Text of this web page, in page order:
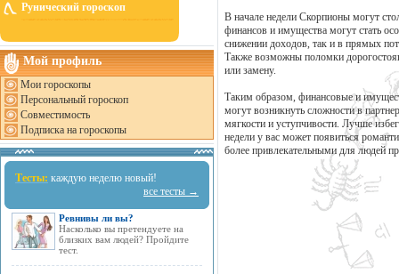
Рунический гороскоп
Мой профиль
Мои гороскопы
Персональный гороскоп
Совместимость
Подписка на гороскопы
Тесты: каждую неделю новый!
все тесты →
Ревнивы ли вы?
Насколько вы претендуете на
близких вам людей? Пройдите
тест.
В начале недели Скорпионы могут
финансов и имущества могут стать
снижении доходов, так и в прямых
Также возможны поломки
или замену.
Таким образом, финансовые и
могут возникнуть сложности в
мягкости и уступчивости. Лучше
недели у вас может появиться
более привлекательными для людей